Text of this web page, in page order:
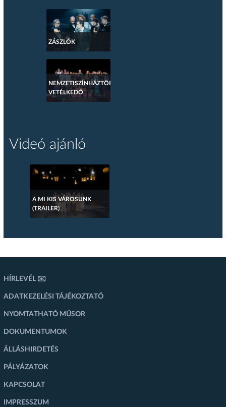
ZÁSZLÓK
NEMZETISZÍNHÁZTÖRTÉNETI
VETÉLKEDŐ
Videó ajánló
A MI KIS VÁROSUNK
(TRAILER)
HÍRLEVÉL ✉️
ADATKEZELÉSI TÁJÉKOZTATÓ
NYOMTATHATÓ MŰSOR
DOKUMENTUMOK
ÁLLÁSHIRDETÉS
PÁLYÁZATOK
KAPCSOLAT
IMPRESSZUM